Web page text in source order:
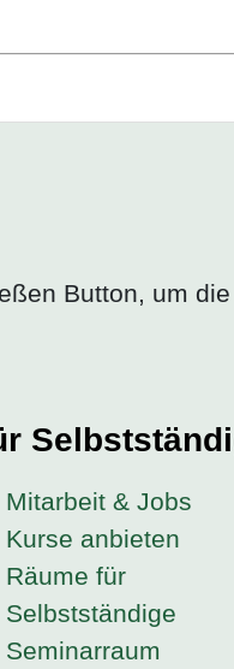
Button, um
Mitarbeit & Jobs
Kurse anbieten
Räume für
Selbstständige
Seminarraum